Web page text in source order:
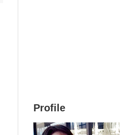
Profile